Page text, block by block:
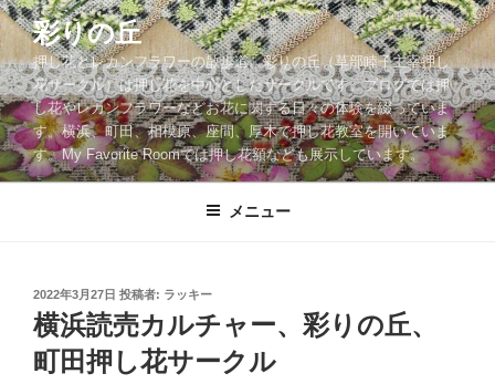
コ
ン
テ
ン
ツ
へ
ス
彩りの丘
押し花とレカンフラワーの散歩道。彩りの丘（草部睦子主宰押し
花サークル）は押し花を中心としたサークルです。ブログでは押
し花やレカンフラワーなどお花に関する日々の体験を綴っていま
す。横浜、町田、相模原、座間、厚木で押し花教室を開いていま
す。My Favorite Roomでは押し花額なども展示しています。
メニュー
投
稿
日:
2022年3月27日 投稿者: ラッキー
横浜読売カルチャー、彩りの丘、
町田押し花サークル